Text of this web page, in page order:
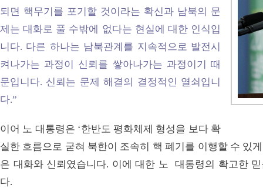
되면 핵무기를 포기할 것이라는 확신과 남북의 문
제는 대화로 풀 수밖에 없다는 현실에 대한 인식입
니다. 다른 하나는 남북관계를 지속적으로 발전시
켜나가는 과정이 신뢰를 쌓아나가는 과정이기 때
문입니다. 신뢰는 문제 해결의 결정적인 열쇠입니
다.”
이어 노 대통령은 ‘한반도 평화체제 형성을 보다 확
실한 흐름으로 굳혀 북한이 조속히 핵 폐기를 이행할 수 있
은 대화와 신뢰였습니다. 이에 대한 노 대통령의 확고한
다.